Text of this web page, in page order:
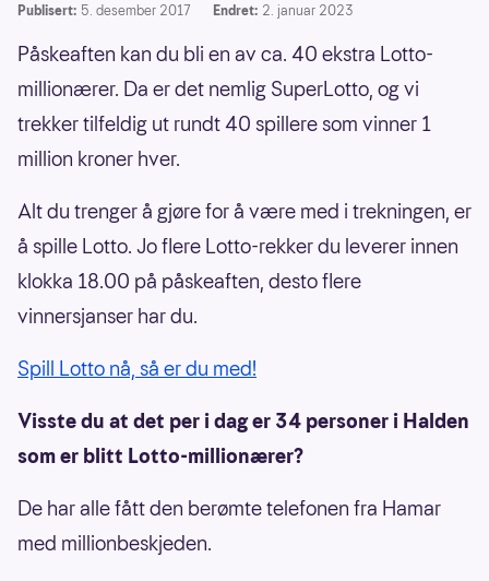
Publisert: 5. desember 2017 Endret: 2. januar 2023
Påskeaften kan du bli en av ca. 40 ekstra Lotto-
millionærer. Da er det nemlig SuperLotto, og vi
trekker tilfeldig ut rundt 40 spillere som vinner 1
million kroner hver.
Alt du trenger å gjøre for å være med i trekningen, er
å spille Lotto. Jo flere Lotto-rekker du leverer innen
klokka 18.00 på påskeaften, desto flere
vinnersjanser har du.
Spill Lotto nå, så er du med!
Visste du at det per i dag er 34 personer i Halden
som er blitt Lotto-millionærer?
De har alle fått den berømte telefonen fra Hamar
med millionbeskjeden.